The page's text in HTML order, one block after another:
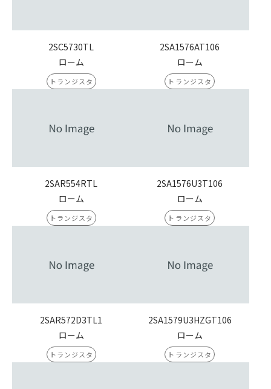
2SC5730TL
ローム
トランジスタ
2SA1576AT106
ローム
トランジスタ
2SAR554RTL
ローム
トランジスタ
2SA1576U3T106
ローム
トランジスタ
2SAR572D3TL1
ローム
トランジスタ
2SA1579U3HZGT106
ローム
トランジスタ